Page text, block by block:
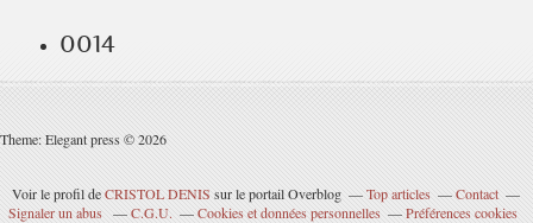
0014
Theme: Elegant press © 2026
Voir le profil deCRISTOL DENIS sur le portail Overblog Top articles
Contact
Signaler un abus
C.G.U. Cookies et données personnelles Préférences cookies